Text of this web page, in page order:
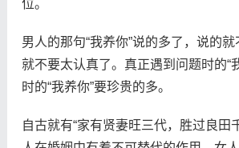
位。
男人的那句“我养你”说的多了，说的
就不要太认真了。真正遇到问题时的“
时的“我养你”要珍贵的多。
自古就有“家有贤妻旺三代，胜过良田